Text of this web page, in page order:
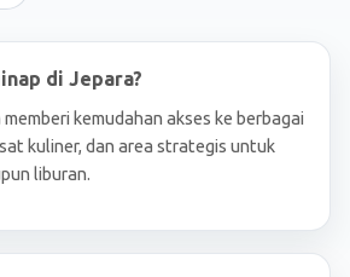
di Jepara?
kemudahan akses ke berbagai
kuliner, dan area strategis untuk
liburan.